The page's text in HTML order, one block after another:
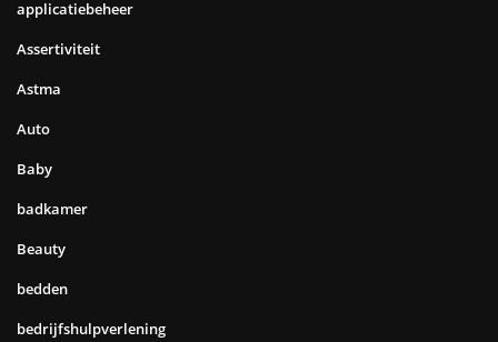
applicatiebeheer
Assertiviteit
Astma
Auto
Baby
badkamer
Beauty
bedden
bedrijfshulpverlening